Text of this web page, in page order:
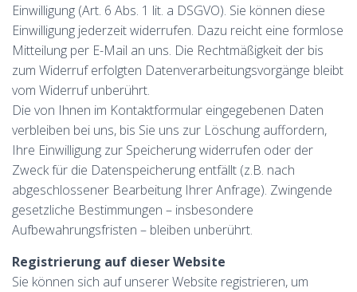
Einwilligung (Art. 6 Abs. 1 lit. a DSGVO). Sie können diese
Einwilligung jederzeit widerrufen. Dazu reicht eine formlose
Mitteilung per E-Mail an uns. Die Rechtmäßigkeit der bis
zum Widerruf erfolgten Datenverarbeitungsvorgänge bleibt
vom Widerruf unberührt.
Die von Ihnen im Kontaktformular eingegebenen Daten
verbleiben bei uns, bis Sie uns zur Löschung auffordern,
Ihre Einwilligung zur Speicherung widerrufen oder der
Zweck für die Datenspeicherung entfällt (z.B. nach
abgeschlossener Bearbeitung Ihrer Anfrage). Zwingende
gesetzliche Bestimmungen – insbesondere
Aufbewahrungsfristen – bleiben unberührt.
Registrierung auf dieser Website
Sie können sich auf unserer Website registrieren, um